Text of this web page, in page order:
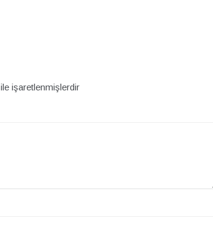
ile işaretlenmişlerdir